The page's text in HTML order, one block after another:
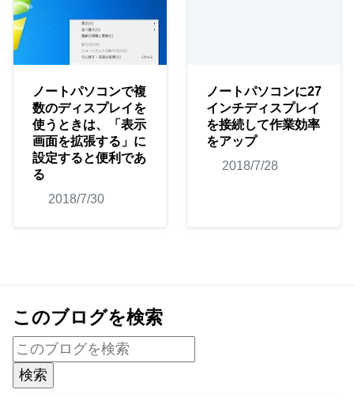
ノートパソコンで複
数のディスプレイを
使うときは、「表示
画面を拡張する」に
設定すると便利であ
る
2018/7/30
ノートパソコンに27
インチディスプレイ
を接続して作業効率
をアップ
2018/7/28
このブログを検索